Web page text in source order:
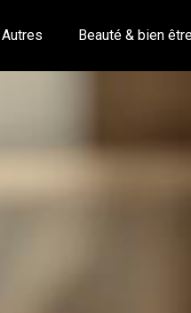
Autres Beauté & bien